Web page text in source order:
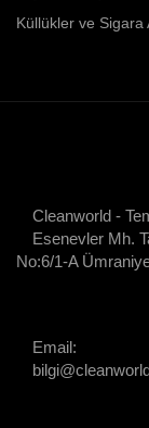
Küllükler ve Sigara
Cleanworld -
Esenevler Mh.
No:6/1-A
Email: